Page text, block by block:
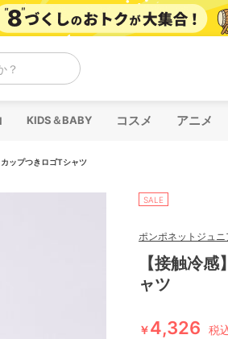
？
KIDS＆BABY コスメ アニメ
カップつきロゴTシャツ
SALE
ポンポネットジュニ
【接触冷
ャツ
￥4,326 税